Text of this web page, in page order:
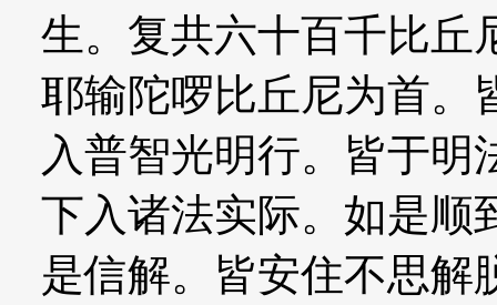
生。复共六十百千比丘
耶输陀啰比丘尼为首。
入普智光明行。皆于明
下入诸法实际。如是顺
是信解。皆安住不思解